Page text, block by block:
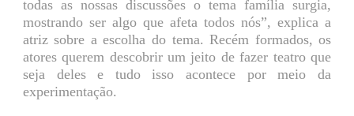
todas as nossas discussões o tema família surgia,
mostrando ser algo que afeta todos nós”, explica a
atriz sobre a escolha do tema. Recém formados, os
atores querem descobrir um jeito de fazer teatro que
seja deles e tudo isso acontece por meio da
experimentação.